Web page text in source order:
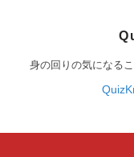
身の回りの気になる